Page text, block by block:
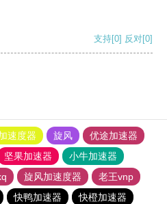
支持[0] 反对[0]
速度器 旋风
优途加速器
坚果加速器
小牛加速器
旋风加速度器
老王vnp
快鸭加速器
快橙加速器